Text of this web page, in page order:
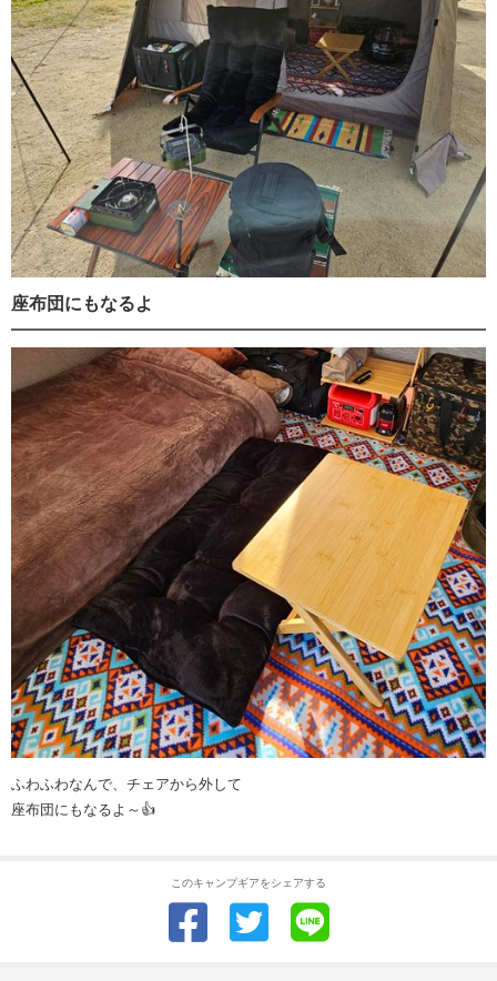
座布団にもなるよ
ふわふわなんで、チェアから外して
座布団にもなるよ～👍️
このキャンプギアをシェアする